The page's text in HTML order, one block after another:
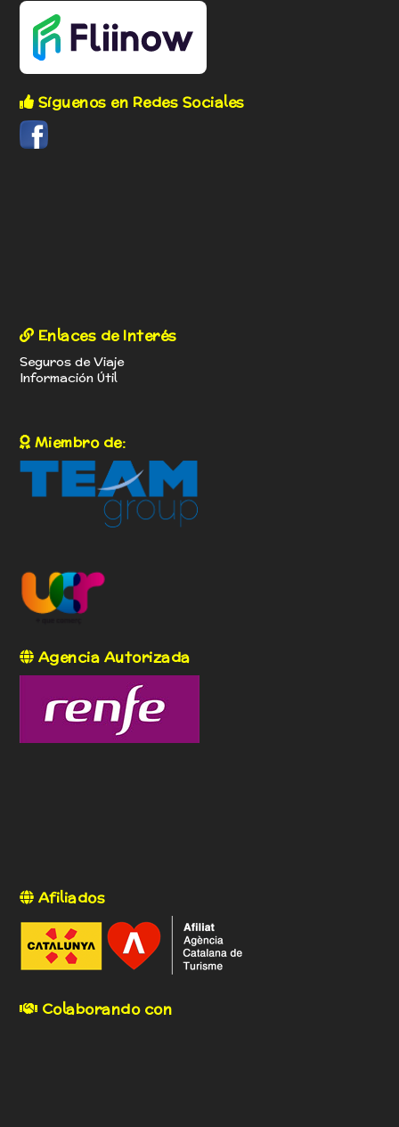
Síguenos en Redes Sociales
Enlaces de Interés
Seguros de Viaje
Información Útil
Miembro de:
Agencia Autorizada
Afiliados
Colaborando con